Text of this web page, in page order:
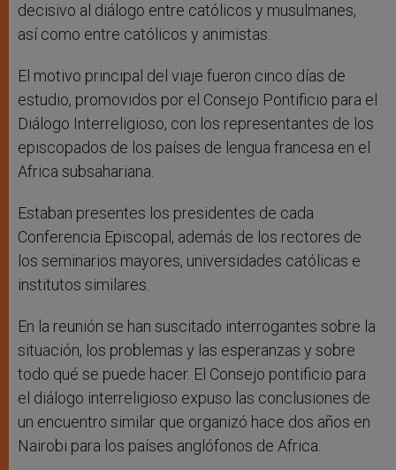
decisivo al diálogo entre católicos y musulmanes,
así como entre católicos y animistas.
El motivo principal del viaje fueron cinco días de
estudio, promovidos por el Consejo Pontificio para el
Diálogo Interreligioso, con los representantes de los
episcopados de los países de lengua francesa en el
Africa subsahariana.
Estaban presentes los presidentes de cada
Conferencia Episcopal, además de los rectores de
los seminarios mayores, universidades católicas e
institutos similares.
En la reunión se han suscitado interrogantes sobre la
situación, los problemas y las esperanzas y sobre
todo qué se puede hacer. El Consejo pontificio para
el diálogo interreligioso expuso las conclusiones de
un encuentro similar que organizó hace dos años en
Nairobi para los países anglófonos de Africa.